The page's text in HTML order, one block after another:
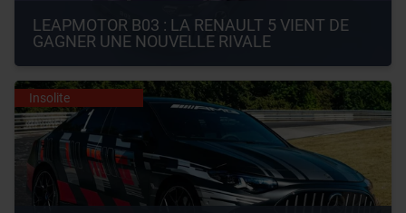
LEAPMOTOR B03 : LA RENAULT 5 VIENT DE
GAGNER UNE NOUVELLE RIVALE
Insolite